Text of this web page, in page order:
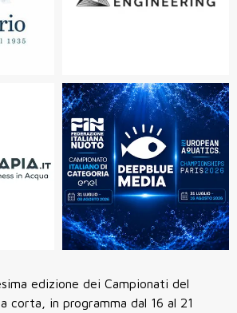
edizione dei Campionati del
corta, in programma dal 16 al 21